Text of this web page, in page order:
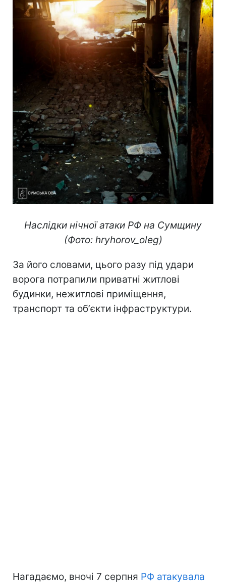
Наслідки нічної атаки РФ на Сумщину
(Фото: hryhorov_oleg)
За його словами, цього разу під удари
ворога потрапили приватні житлові
будинки, нежитлові приміщення,
транспорт та обʼєкти інфраструктури.
Нагадаємо, вночі 7 серпня РФ атакувала